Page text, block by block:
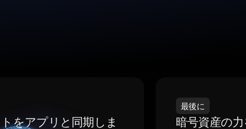
をアプリと同期しま
最後に
暗号資産の